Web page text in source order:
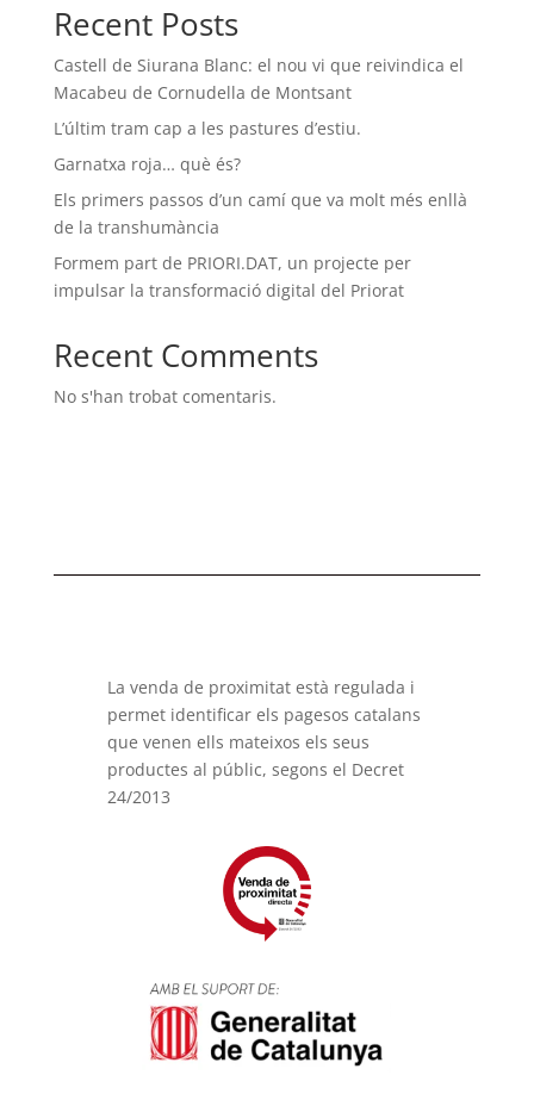
Recent Posts
Castell de Siurana Blanc: el nou vi que reivindica el
Macabeu de Cornudella de Montsant
L’últim tram cap a les pastures d’estiu.
Garnatxa roja… què és?
Els primers passos d’un camí que va molt més enllà
de la transhumància
Formem part de PRIORI.DAT, un projecte per
impulsar la transformació digital del Priorat
Recent Comments
No s'han trobat comentaris.
La venda de proximitat està regulada i
permet identificar els pagesos catalans
que venen ells mateixos els seus
productes al públic, segons el Decret
24/2013